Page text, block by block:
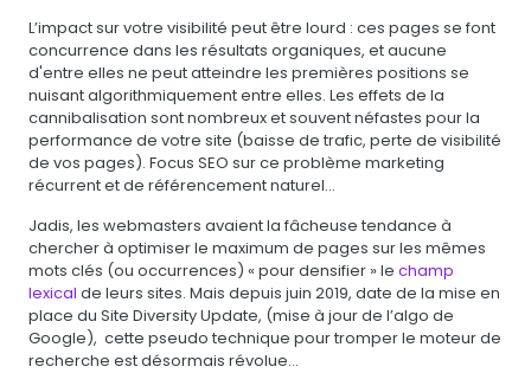
L’impact sur votre visibilité peut être lourd : ces pages se font
concurrence dans les résultats organiques, et aucune
d'entre elles ne peut atteindre les premières positions se
nuisant algorithmiquement entre elles. Les effets de la
cannibalisation sont nombreux et souvent néfastes pour la
performance de votre site (baisse de trafic, perte de visibilité
de vos pages). Focus SEO sur ce problème marketing
récurrent et de référencement naturel...
Jadis, les webmasters avaient la fâcheuse tendance à
chercher à optimiser le maximum de pages sur les mêmes
mots clés (ou occurrences) « pour densifier » le champ
lexical de leurs sites. Mais depuis juin 2019, date de la mise en
place du Site Diversity Update, (mise à jour de l’algo de
Google), cette pseudo technique pour tromper le moteur de
recherche est désormais révolue…